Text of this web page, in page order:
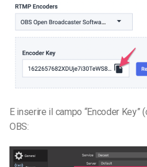
E inserire il campo “Encoder Key”
OBS: